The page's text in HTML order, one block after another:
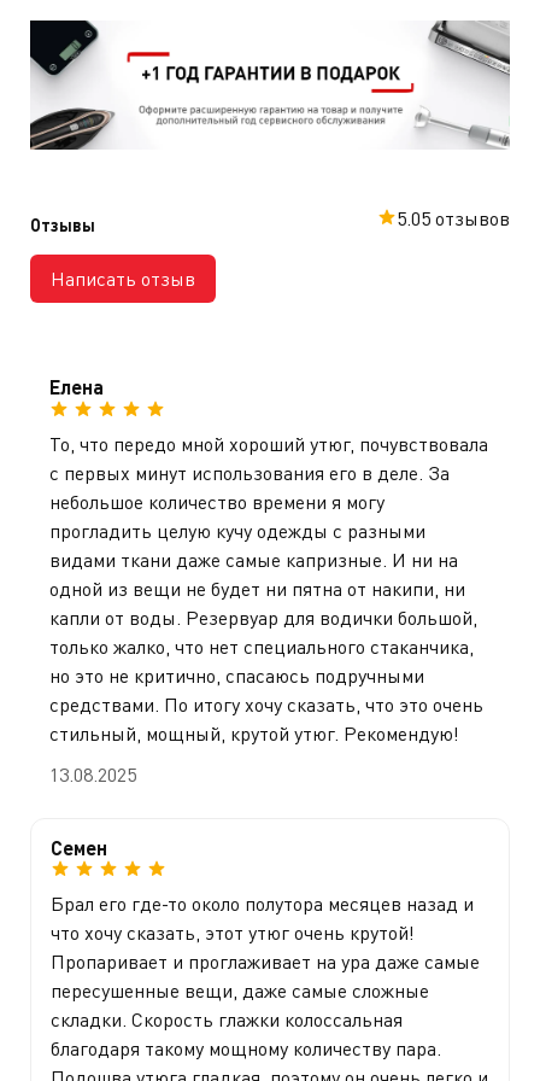
Отзывы
Написать отзыв
5.05 отзывов
Елена
То, что передо мной хороший утюг, почувствовала
с первых минут использования его в деле. За
небольшое количество времени я могу
прогладить целую кучу одежды с разными
видами ткани даже самые капризные. И ни на
одной из вещи не будет ни пятна от накипи, ни
капли от воды. Резервуар для водички большой,
только жалко, что нет специального стаканчика,
но это не критично, спасаюсь подручными
средствами. По итогу хочу сказать, что это очень
стильный, мощный, крутой утюг. Рекомендую!
13.08.2025
Семен
Брал его где-то около полутора месяцев назад и
что хочу сказать, этот утюг очень крутой!
Пропаривает и проглаживает на ура даже самые
пересушенные вещи, даже самые сложные
складки. Скорость глажки колоссальная
благодаря такому мощному количеству пара.